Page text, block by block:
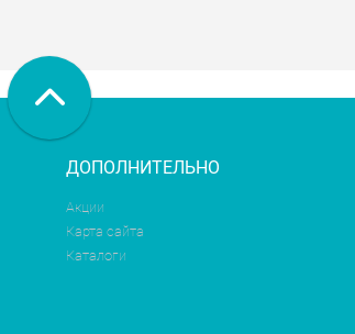
ДОПОЛНИТЕЛЬНО
Акции
Карта сайта
Каталоги